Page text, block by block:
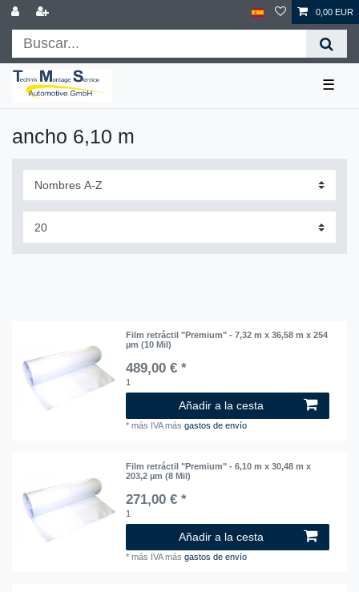
0,00 EUR
☰
ancho 6,10 m
Film retráctil "Premium" - 7,32 m x 36,58 m x 254
µm (10 Mil)
489,00 € *
1
Añadir a la cesta
*más IVAmásgastos de envío
Film retráctil "Premium" - 6,10 m x 30,48 m x
203,2 µm (8 Mil)
271,00 € *
1
Añadir a la cesta
*más IVAmásgastos de envío